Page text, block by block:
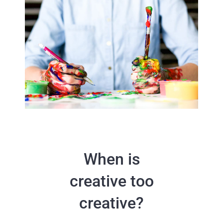
When is
creative too
creative?